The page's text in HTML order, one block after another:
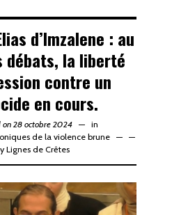
d’Imzalene : au
la liberté
contre un
en cours.
on 28 octobre 2024
in
de la violence brune
—
Lignes de Crêtes